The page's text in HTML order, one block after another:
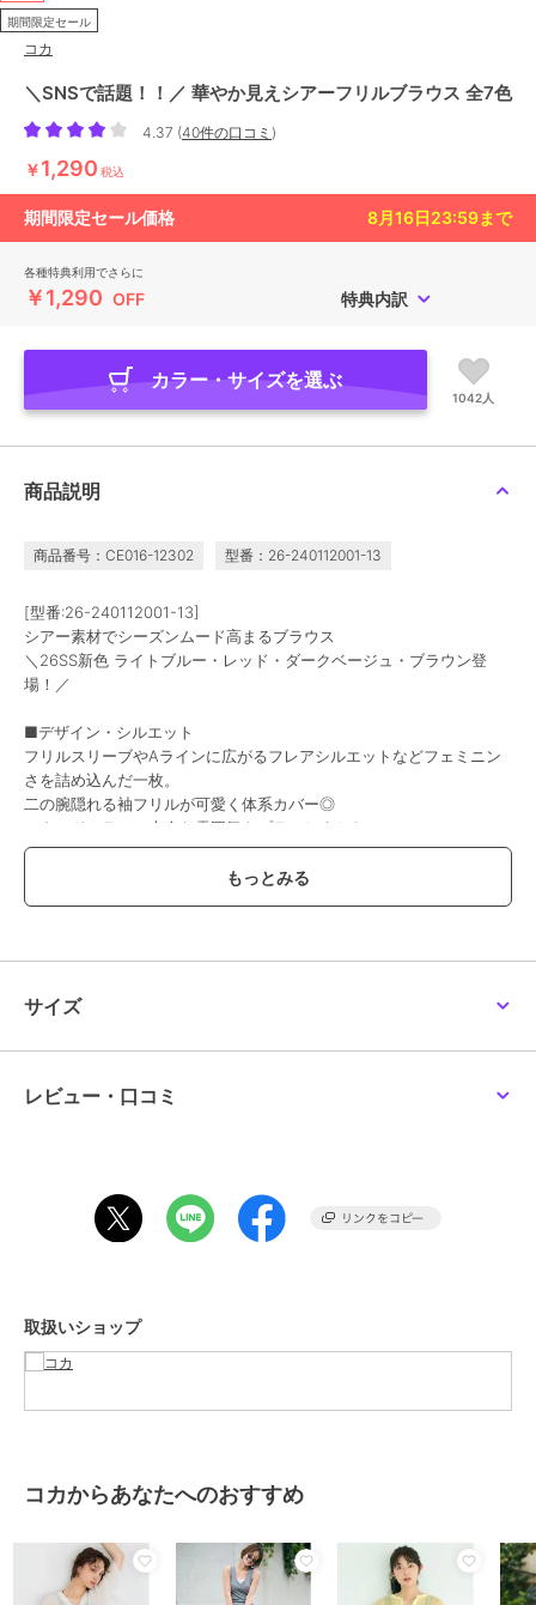
期間限定セール
コカ
＼SNSで話題！！／ 華やか見えシアーフリルブラウス 全7色
4.37 (40件の口コミ )
￥1,290 税込
期間限定セール価格 8月16日23:59まで
各種特典利用でさらに
￥1,290 OFF 特典内訳
カラー・サイズを選ぶ
1042人
商品説明
商品番号：CE016-12302 型番：26-240112001-13
[型番:26-240112001-13]
シアー素材でシーズンムード高まるブラウス
＼26SS新色 ライトブルー・レッド・ダークベージュ・ブラウン登
場！／
■デザイン・シルエット
フリルスリーブやAラインに広がるフレアシルエットなどフェミニン
さを詰め込んだ一枚。
二の腕隠れる袖フリルが可愛く体系カバー◎
スタンドカラーで大人な雰囲気もプラスしました。
少しボタンを開けてスキッパー風の着こなしもおすすめです。
■素材
■コーディネート
ボタンを開けて羽織としてもお使いいただけます◎
ポケット：なし。
注意点：レッドのみ素材の特性上、色落ちしやすいのでご注意下さ
※生地や素材の性質により2cm前後(ニット製品に関しては4cm程度)サ
イズ誤差が出る場合がございます。
が生じる場合がございます。
う努めております。今後もより良いデザインと商品をご提供させて頂
くためにも素材や縫製につきましては、何卒ご理解いただきますよう
お願い申し上げます。
サイズ
レビュー・口コミ
取扱いショップ
コカからあなたへのおすすめ